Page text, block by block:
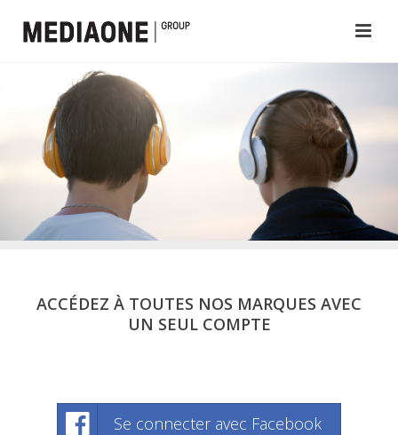
ACCÉDEZ À TOUTES NOS MARQUES AVEC
UN SEUL COMPTE
Se connecter avec Facebook